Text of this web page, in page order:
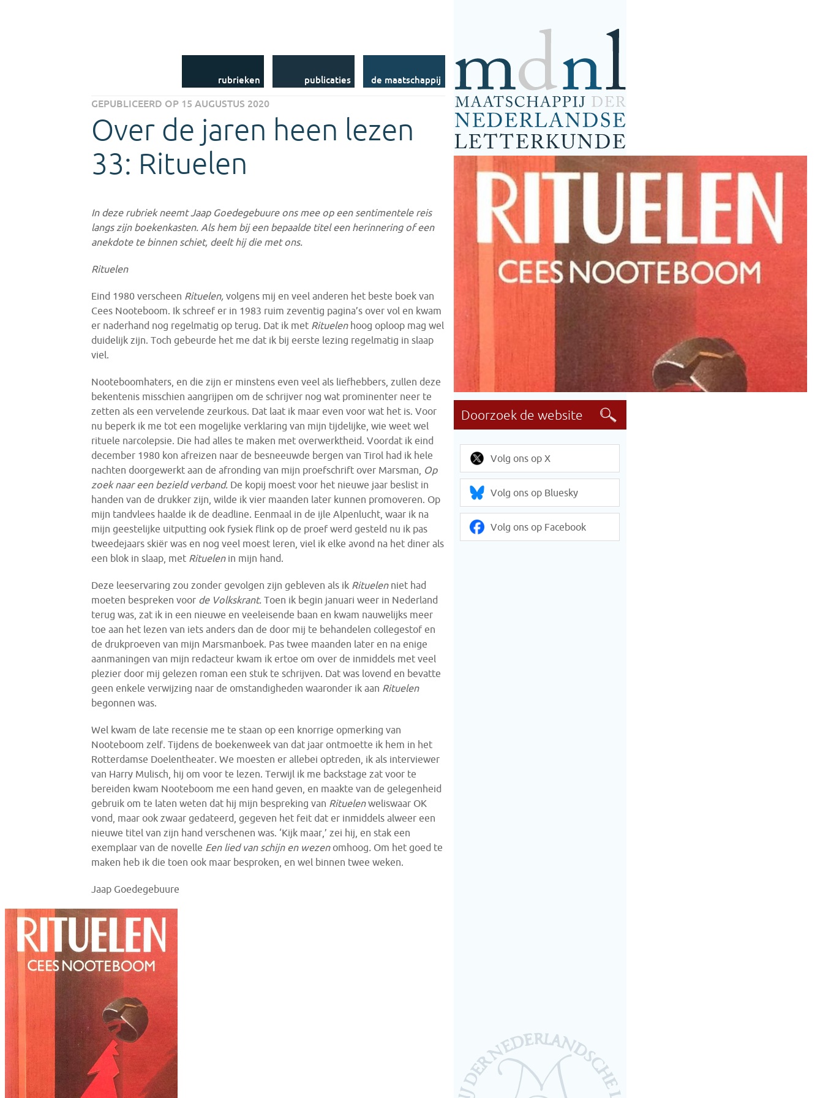
Contact
de maatschappij
Nederlandse Taal- en
Publicaties op Internet
publicaties
Nieuwsbrievenrubrieken
Volg ons op X
Volg ons op Bluesky
Volg ons op Facebook
GEPUBLICEERD OP 15 AUGUSTUS 2020
Over de jaren heen lezen
33: Rituelen
In deze rubriek neemt Jaap Goedegebuure ons mee op een sentimentele reis
langs zijn boekenkasten. Als hem bij een bepaalde titel een herinnering of een
anekdote te binnen schiet, deelt hij die met ons.
Rituelen
Eind 1980 verscheen Rituelen,volgens mij en veel anderen het beste boek van
Cees Nooteboom. Ik schreef er in 1983 ruim zeventig pagina’s over vol en kwam
er naderhand nog regelmatig op terug. Dat ik met Rituelen hoog oploop mag wel
duidelijk zijn. Toch gebeurde het me dat ik bij eerste lezing regelmatig in slaap
viel.
Nooteboomhaters, en die zijn er minstens even veel als liefhebbers, zullen deze
bekentenis misschien aangrijpen om de schrijver nog wat prominenter neer te
zetten als een vervelende zeurkous. Dat laat ik maar even voor wat het is. Voor
nu beperk ik me tot een mogelijke verklaring van mijn tijdelijke, wie weet wel
rituele narcolepsie. Die had alles te maken met overwerktheid. Voordat ik eind
december 1980 kon afreizen naar de besneeuwde bergen van Tirol had ik hele
nachten doorgewerkt aan de afronding van mijn proefschrift over Marsman, Op
zoek naar een bezield verband. De kopij moest voor het nieuwe jaar beslist in
handen van de drukker zijn, wilde ik vier maanden later kunnen promoveren. Op
mijn tandvlees haalde ik de deadline. Eenmaal in de ijle Alpenlucht, waar ik na
mijn geestelijke uitputting ook fysiek flink op de proef werd gesteld nu ik pas
tweedejaars skiër was en nog veel moest leren, viel ik elke avond na het diner als
een blok in slaap, met Rituelen in mijn hand.
Deze leeservaring zou zonder gevolgen zijn gebleven als ik Rituelenniet had
moeten bespreken voor de Volkskrant.Toen ik begin januari weer in Nederland
terug was, zat ik in een nieuwe en veeleisende baan en kwam nauwelijks meer
toe aan het lezen van iets anders dan de door mij te behandelen collegestof en
de drukproeven van mijn Marsmanboek. Pas twee maanden later en na enige
aanmaningen van mijn redacteur kwam ik ertoe om over de inmiddels met veel
plezier door mij gelezen roman een stuk te schrijven. Dat was lovend en bevatte
geen enkele verwijzing naar de omstandigheden waaronder ik aan Rituelen
begonnen was.
Wel kwam de late recensie me te staan op een knorrige opmerking van
Nooteboom zelf. Tijdens de boekenweek van dat jaar ontmoette ik hem in het
Rotterdamse Doelentheater. We moesten er allebei optreden, ik als interviewer
van Harry Mulisch, hij om voor te lezen. Terwijl ik me backstage zat voor te
bereiden kwam Nooteboom me een hand geven, en maakte van de gelegenheid
gebruik om te laten weten dat hij mijn bespreking van Rituelenweliswaar OK
vond, maar ook zwaar gedateerd, gegeven het feit dat er inmiddels alweer een
nieuwe titel van zijn hand verschenen was. ‘Kijk maar,’ zei hij, en stak een
exemplaar van de novelle Een lied van schijn en wezenomhoog. Om het goed te
maken heb ik die toen ook maar besproken, en wel binnen twee weken.
Jaap Goedegebuure